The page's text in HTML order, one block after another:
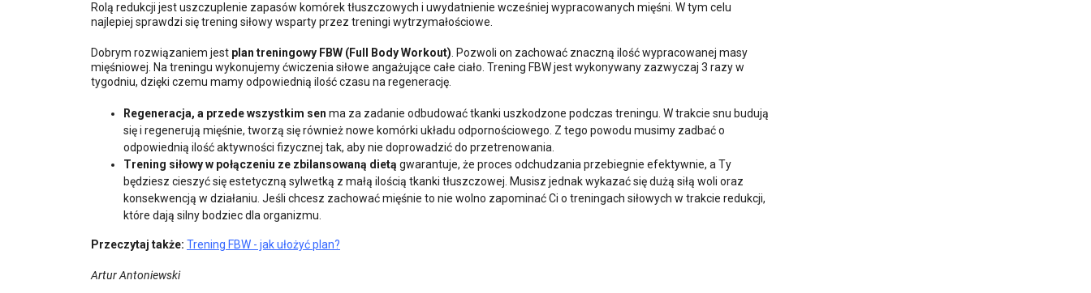
Rolą redukcji jest uszczuplenie zapasów komórek tłuszczowych i uwydatnienie wcześniej wypracowanych mięśni. W tym celu
najlepiej sprawdzi się trening siłowy wsparty przez treningi wytrzymałościowe.
Dobrym rozwiązaniem jest plan treningowy FBW (Full Body Workout). Pozwoli on zachować znaczną ilość wypracowanej masy
mięśniowej. Na treningu wykonujemy ćwiczenia siłowe angażujące całe ciało. Trening FBW jest wykonywany zazwyczaj 3 razy w
tygodniu, dzięki czemu mamy odpowiednią ilość czasu na regenerację.
Regeneracja, a przede wszystkim sen ma za zadanie odbudować tkanki uszkodzone podczas treningu. W trakcie snu budują
się i regenerują mięśnie, tworzą się również nowe komórki układu odpornościowego. Z tego powodu musimy zadbać o
odpowiednią ilość aktywności fizycznej tak, aby nie doprowadzić do przetrenowania.
Trening siłowy w połączeniu ze zbilansowaną dietą gwarantuje, że proces odchudzania przebiegnie efektywnie, a Ty
będziesz cieszyć się estetyczną sylwetką z małą ilością tkanki tłuszczowej. Musisz jednak wykazać się dużą siłą woli oraz
konsekwencją w działaniu. Jeśli chcesz zachować mięśnie to nie wolno zapominać Ci o treningach siłowych w trakcie redukcji,
które dają silny bodziec dla organizmu.
Przeczytaj także: Trening FBW - jak ułożyć plan?
Artur Antoniewski